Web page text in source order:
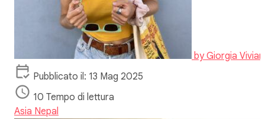
byGiorgia Viviani
Pubblicato il: 13 Mag 2025
10 Tempo di lettura
Asia Nepal